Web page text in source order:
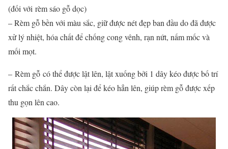
(đối với rèm sáo gỗ dọc)
– Rèm gỗ bền với màu sắc, giữ được nét đẹp ban đầu do đã được
xử lý nhiệt, hóa chất để chống cong vênh, rạn nứt, nấm mốc và
mối mọt.
– Rèm gỗ có thể được lật lên, lật xuống bởi 1 dây kéo được bố trí
rất chắc chắn. Dây còn lại để kéo hẳn lên, giúp rèm gỗ được xếp
thu gọn lên cao.